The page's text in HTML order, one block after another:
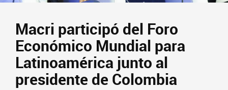
Macri participó del Foro
Económico Mundial para
Latinoamérica junto al
presidente de Colombia